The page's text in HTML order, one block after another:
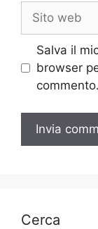
Sito
web
Salva il
browser
commento.
Cerca